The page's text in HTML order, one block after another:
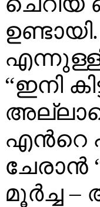
“ഇനി
എന്‍റെ
ചേരാന്‍
മൂര്‍ച്ച